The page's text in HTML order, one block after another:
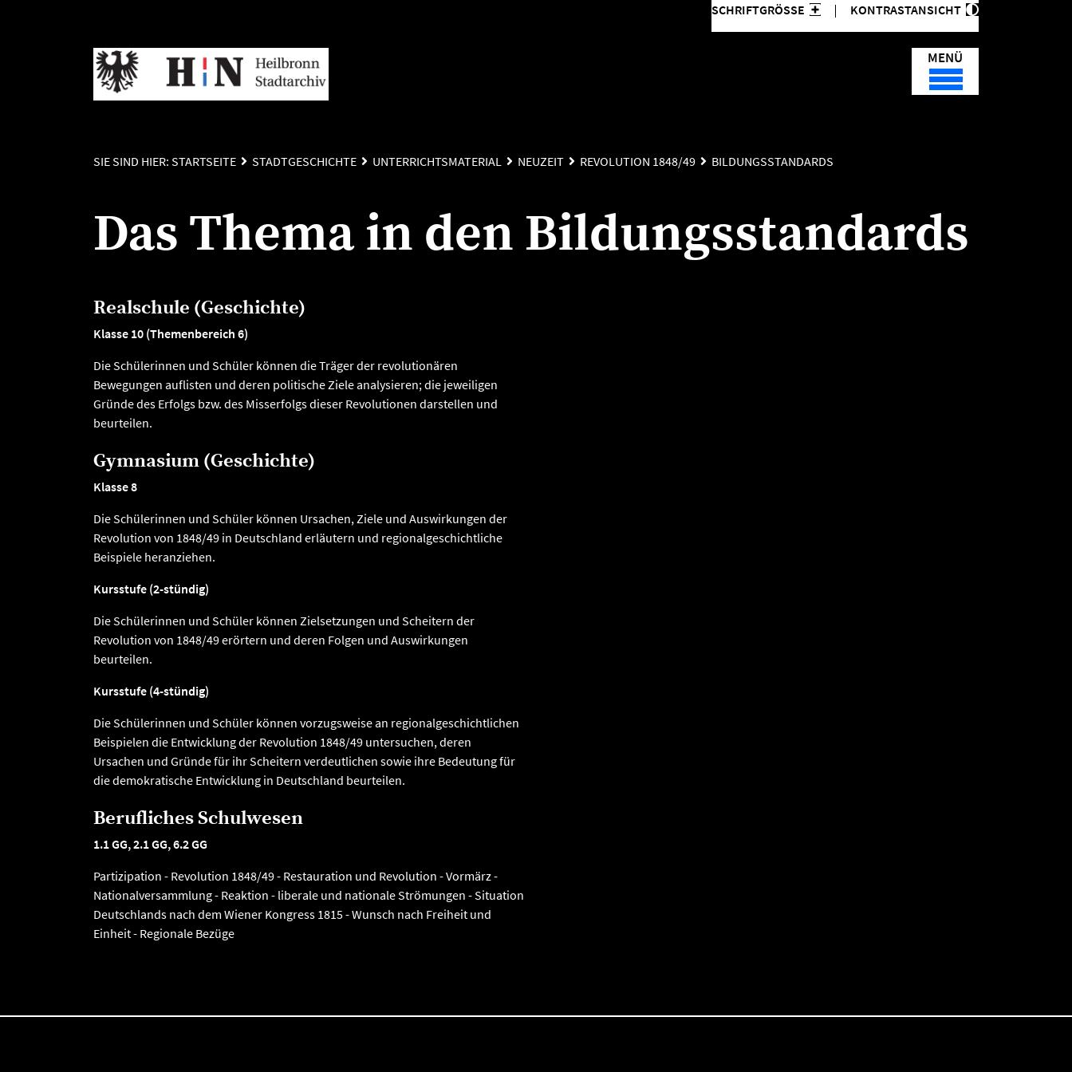
SCHRIFTGRÖSSE KONTRASTANSICHT
MENÜ
SIE SIND HIER: STARTSEITE STADTGESCHICHTE UNTERRICHTSMATERIAL NEUZEIT REVOLUTION 1848/49 BILDUNGSSTANDARDS
Das Thema in den Bildungsstandards
Realschule (Geschichte)
Klasse 10 (Themenbereich 6)
Die Schülerinnen und Schüler können die Träger der revolutionären
Bewegungen auflisten und deren politische Ziele analysieren; die jeweiligen
Gründe des Erfolgs bzw. des Misserfolgs dieser Revolutionen darstellen und
beurteilen.
Gymnasium (Geschichte)
Klasse 8
Die Schülerinnen und Schüler können Ursachen, Ziele und Auswirkungen der
Revolution von 1848/49 in Deutschland erläutern und regionalgeschichtliche
Beispiele heranziehen.
Kursstufe (2-stündig)
Die Schülerinnen und Schüler können Zielsetzungen und Scheitern der
Revolution von 1848/49 erörtern und deren Folgen und Auswirkungen
beurteilen.
Kursstufe (4-stündig)
Die Schülerinnen und Schüler können vorzugsweise an regionalgeschichtlichen
Beispielen die Entwicklung der Revolution 1848/49 untersuchen, deren
Ursachen und Gründe für ihr Scheitern verdeutlichen sowie ihre Bedeutung für
die demokratische Entwicklung in Deutschland beurteilen.
Berufliches Schulwesen
1.1 GG, 2.1 GG, 6.2 GG
Partizipation - Revolution 1848/49 - Restauration und Revolution - Vormärz -
Nationalversammlung - Reaktion - liberale und nationale Strömungen - Situation
Deutschlands nach dem Wiener Kongress 1815 - Wunsch nach Freiheit und
Einheit - Regionale Bezüge